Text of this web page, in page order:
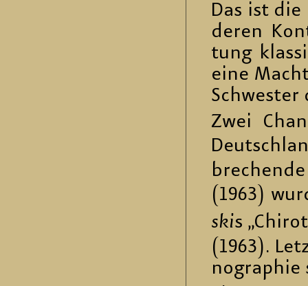
Das ist die
de­ren
tung
eine
Zwei
(1963)
skis
(1963).
no­gra­phie